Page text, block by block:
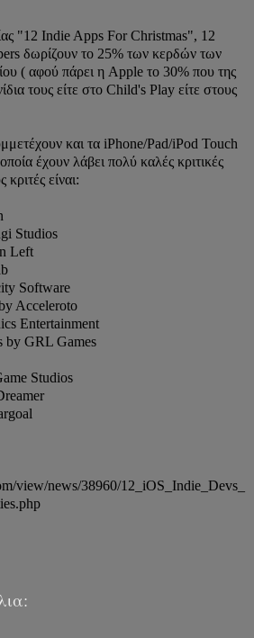
"12 Indie Apps For Christmas", 12
δωρίζουν το 25% των κερδών των
( αφού πάρει η Apple το 30% που της
τους είτε στο Child's Play είτε στους
και τα iPhone/Pad/iPod Touch
έχουν λάβει πολύ καλές κριτικές
κριτές είναι:
Studios
Left
Software
Acceleroto
Entertainment
by GRL Games
Studios
view/news/38960/12_iOS_Indie_Devs_